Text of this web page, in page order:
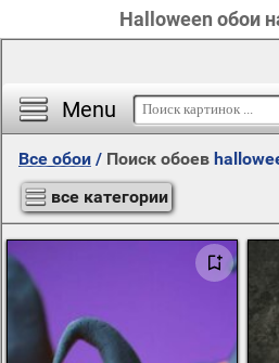
Halloween обои
Menu
Все обои / Поиск обоев
все категории